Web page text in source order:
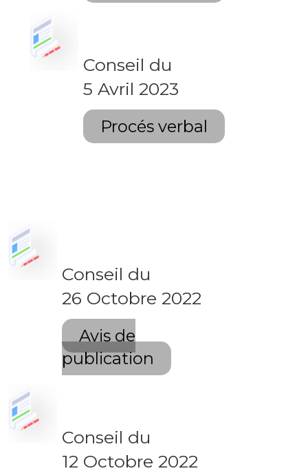
Conseil du
5 Avril 2023
Procés verbal
Conseil du
26 Octobre 2022
Avis de
publication
Conseil du
12 Octobre 2022